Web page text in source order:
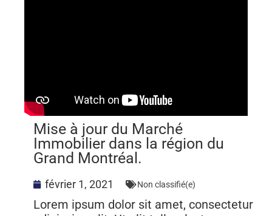
Mise à jour du Marché
Immobilier dans la région du
Grand Montréal.
février 1, 2021 Non classifié(e)
Lorem ipsum dolor sit amet, consectetur